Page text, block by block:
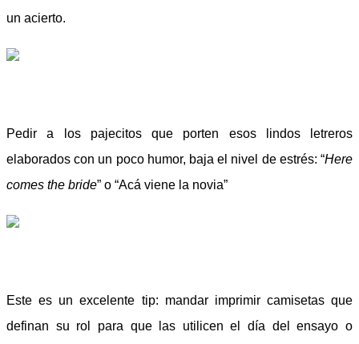
un acierto.
Pedir a los pajecitos que porten esos lindos letreros
elaborados con un poco humor, baja el nivel de estrés: “Here
comes the bride” o “Acá viene la novia”
Este es un excelente tip: mandar imprimir camisetas que
definan su rol para que las utilicen el día del ensayo o